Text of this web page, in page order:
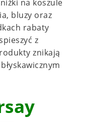
na koszule
bluzy oraz
rabaty
z
znikają